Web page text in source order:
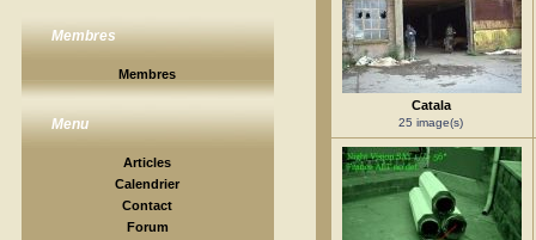
Membres
Membres
Menu
Articles
Calendrier
Contact
Forum
Catala
25 image(s)